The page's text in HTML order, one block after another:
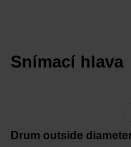
Snímací hlava
Drum outside